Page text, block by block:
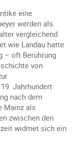
eine
werden als
vergleichend
wie Landau hatte
– oft Berührung
von
Jahrhundert
nach dem
Mainz als
zwischen den
widmet sich ein